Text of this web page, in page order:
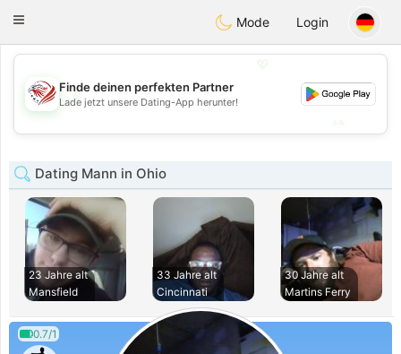
Dating
Toggle
Mode Login
💖
💕
Finde deinen perfekten Partner
Lade jetzt unsere Dating-App herunter!
Dating Mann in Ohio
23 Jahre alt
Mansfield
33 Jahre alt
Cincinnati
30 Jahre alt
Martins Ferry
0.7/1